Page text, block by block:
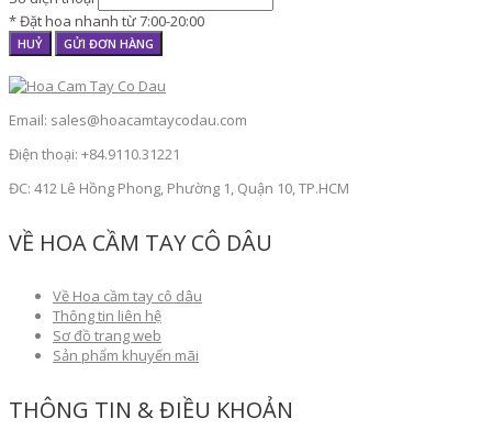
* Đặt hoa nhanh từ 7:00-20:00
HUỶ GỬI ĐƠN HÀNG
Email: sales@hoacamtaycodau.com
Điện thoại: +84.9110.31221
ĐC: 412 Lê Hồng Phong, Phường 1, Quận 10, TP.HCM
VỀ HOA CẦM TAY CÔ DÂU
Về Hoa cầm tay cô dâu
Thông tin liên hệ
Sơ đồ trang web
Sản phẩm khuyến mãi
THÔNG TIN & ĐIỀU KHOẢN